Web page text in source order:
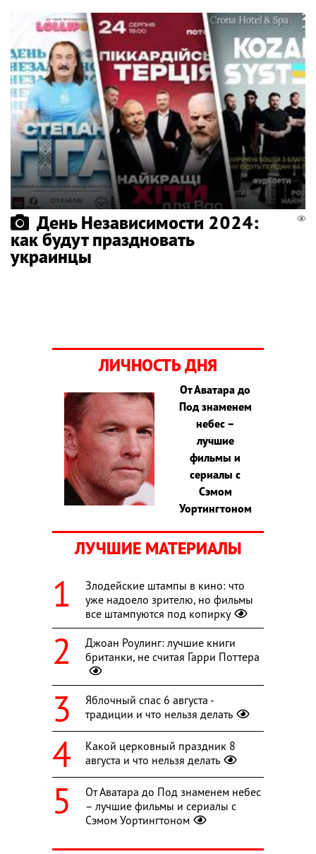
День Независимости 2024:
как будут праздновать
украинцы
ЛИЧНОСТЬ ДНЯ
От Аватара до
Под знаменем
небес –
лучшие
фильмы и
сериалы с
Сэмом
Уортингтоном
ЛУЧШИЕ МАТЕРИАЛЫ
Злодейские штампы в кино: что
уже надоело зрителю, но фильмы
все штампуются под копирку
Джоан Роулинг: лучшие книги
британки, не считая Гарри Поттера
Яблочный спас 6 августа -
традиции и что нельзя делать
Какой церковный праздник 8
августа и что нельзя делать
От Аватара до Под знаменем небес
– лучшие фильмы и сериалы с
Сэмом Уортингтоном